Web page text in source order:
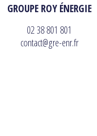
GROUPE ROY ÉNERGIE
02 38 801 801
contact@gre-enr.fr